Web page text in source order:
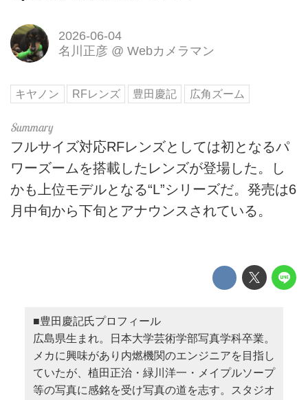
2026-06-04
名川正彦 @ Webカメラマン
キヤノン RFレンズ 豊田慶記 広角ズーム
フルサイズ対応RFレンズとしては初となるパ
ワーズームを搭載したレンズが登場した。し
かも上位モデルとなる“L”シリーズだ。発売は6
月中旬から下旬とアナウンスされている。
■豊田慶記氏プロフィール
広島県生まれ。日本大学芸術学部写真学科卒業。
メカに興味があり内燃機関のエンジニアを目指し
ていたが、植田正治・緑川洋一・メイプルソープ
等の写真に感銘を受け写真の道を志す。スタジオ